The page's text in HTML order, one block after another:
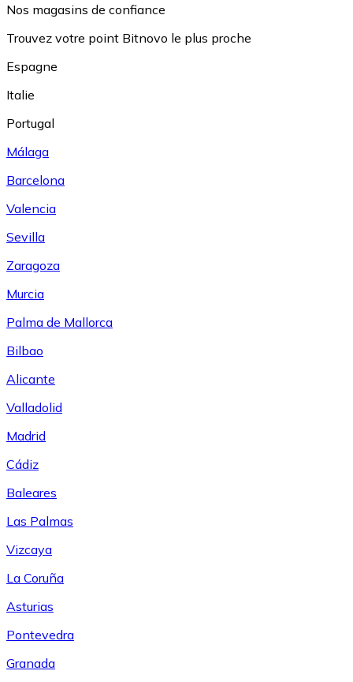
Nos magasins de confiance
Trouvez votre point Bitnovo le plus proche
Espagne
Italie
Portugal
Málaga
Barcelona
Valencia
Sevilla
Zaragoza
Murcia
Palma de Mallorca
Bilbao
Alicante
Valladolid
Madrid
Cádiz
Baleares
Las Palmas
Vizcaya
La Coruña
Asturias
Pontevedra
Granada